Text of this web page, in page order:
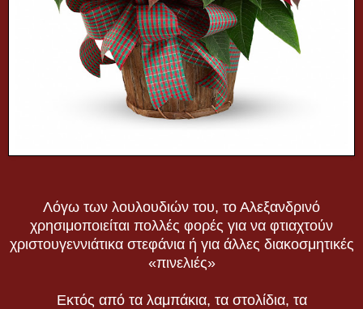
Λόγω των λουλουδιών του, το Αλεξανδρινό
χρησιμοποιείται πολλές φορές για να φτιαχτούν
χριστουγεννιάτικα στεφάνια ή για άλλες διακοσμητικές
«πινελιές»
Εκτός από τα λαμπάκια, τα στολίδια, τα